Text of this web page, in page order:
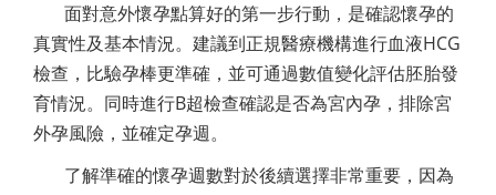
面對意外懷孕點算好的第一步行動，是確認懷孕的
真實性及基本情況。建議到正規醫療機構進行血液HCG
檢查，比驗孕棒更準確，並可通過數值變化評估胚胎發
育情況。同時進行B超檢查確認是否為宮內孕，排除宮
外孕風險，並確定孕週。
了解準確的懷孕週數對於後續選擇非常重要，因為